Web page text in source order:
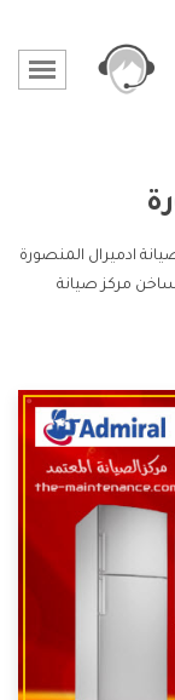
ادميرال المنصورة
مركز صيانة